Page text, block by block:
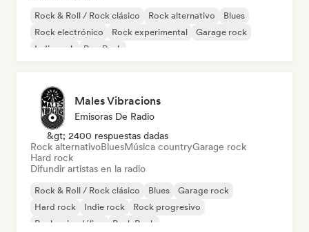
Rock & Roll / Rock clásico Rock alternativo
Blues
Rock electrónico
Rock experimental
Garage rock
Indie rock
Pop Punk
Males Vibracions
Emisoras De Radio
&gt; 2400 respuestas dadas
Rock alternativoBluesMúsica countryGarage rock
Hard rock
Difundir artistas en la radio
Rock & Roll / Rock clásico Blues
Garage rock
Hard rock
Indie rock
Rock progresivo
Rock psicodélico
Punk Rock